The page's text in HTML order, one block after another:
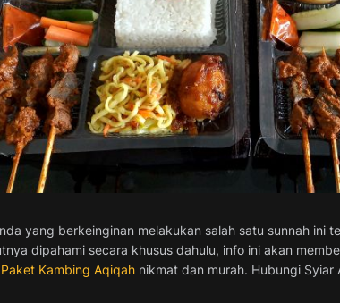
yang berkeinginan melakukan salah satu sunnah ini
dipahami secara khusus dahulu, info ini akan
Kambing Aqiqah nikmat dan murah. Hubungi